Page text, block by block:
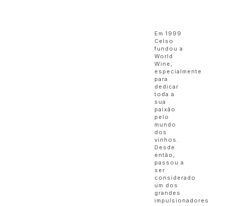
Em 1999
Celso
fundou a
World
Wine,
especialmente
para
dedicar
toda a
sua
paixão
pelo
mundo
dos
vinhos.
Desde
então,
passou a
ser
considerado
um dos
grandes
impulsionadores